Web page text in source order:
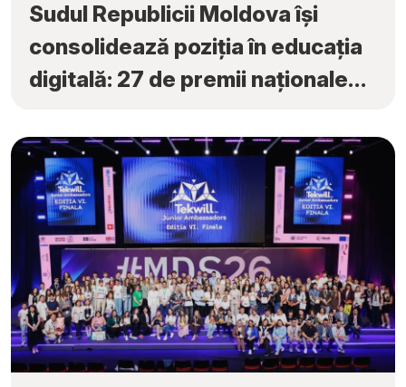
Sudul Republicii Moldova își
consolidează poziția în educația
digitală: 27 de premii naționale
Ambassadors”